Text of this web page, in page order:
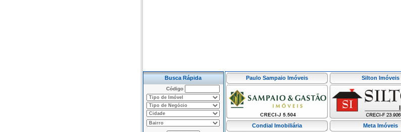
Busca Rápida
Código
Paulo Sampaio Imóveis Silton Imóveis
Condial Imobiliária Meta Imóveis